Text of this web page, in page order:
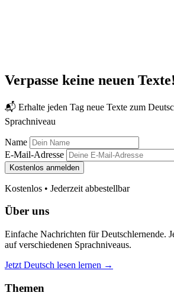
Verpasse keine neuen Texte!
📬 Erhalte jeden Tag neue Texte zum
Sprachniveau
Name
E-Mail-Adresse
Kostenlos anmelden
Kostenlos • Jederzeit abbestellbar
Über uns
Einfache Nachrichten für Deutschlernende.
auf verschiedenen Sprachniveaus.
Jetzt Deutsch lesen lernen →
Themen